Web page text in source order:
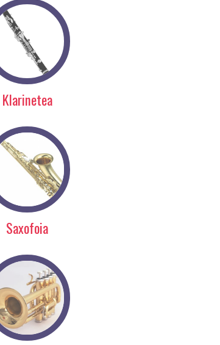
Klarinetea
Saxofoia